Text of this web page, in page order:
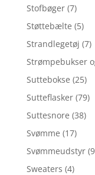
Stofbøger (7)
Støttebælte (5)
Strandlegetøj (7)
Strømpebukser
Suttebokse (25)
Sutteflasker (79)
Suttesnore (38)
Svømme (17)
Svømmeudstyr
Sweaters (4)